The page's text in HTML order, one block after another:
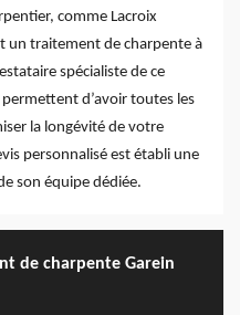
comme Lacroix
un traitement de charpente à
spécialiste de ce
d’avoir toutes les
la longévité de votre
personnalisé est établi une
son équipe dédiée.
de charpente Garein